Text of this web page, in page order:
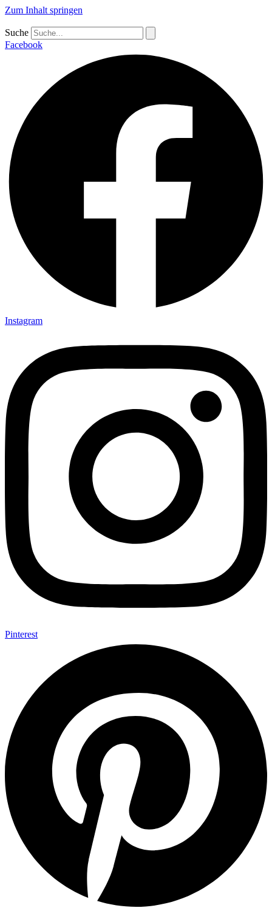
Zum Inhalt springen
Suche
Facebook
Instagram
Pinterest